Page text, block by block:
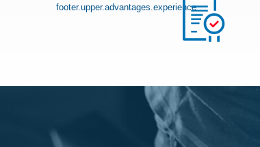
footer.upper.advantages.experience